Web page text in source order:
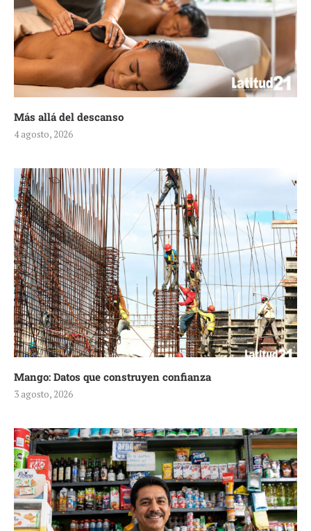
Más allá del descanso
4 agosto, 2026
Mango: Datos que construyen confianza
3 agosto, 2026